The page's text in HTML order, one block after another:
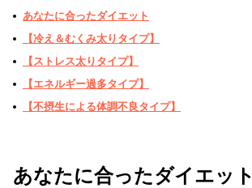
あなたに合ったダイエット
【冷え＆むくみ太りタイプ】
【ストレス太りタイプ】
【エネルギー過多タイプ】
【不摂生による体調不良タイプ】
あなたに合ったダイエット